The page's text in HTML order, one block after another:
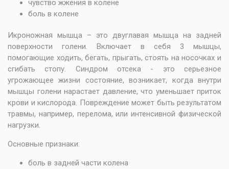
чувство жжения в колене
боль в колене
Икроножная мышца – это двуглавая мышца на задней
поверхности голени. Включает в себя 3 мышцы,
помогающие ходить, бегать, прыгать, стоять на носочках и
сгибать стопу. Синдром отсека - это серьезное
угрожающее жизни состояние, возникает, когда внутри
мышцы голени нарастает давление, что уменьшает приток
крови и кислорода. Повреждение может быть результатом
травмы, например, перелома, или интенсивной физической
нагрузки.
Основные признаки:
боль в задней части колена